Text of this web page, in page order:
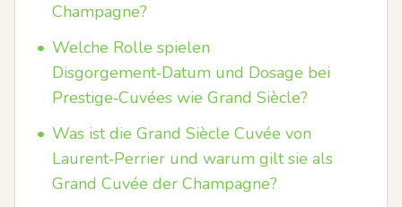
Champagne?
• Welche Rolle spielen
Disgorgement‑Datum und Dosage bei
Prestige‑Cuvées wie Grand Siècle?
• Was ist die Grand Siècle Cuvée von
Laurent‑Perrier und warum gilt sie als
Grand Cuvée der Champagne?